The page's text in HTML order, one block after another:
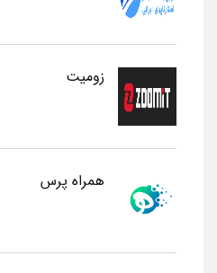
زومیت
همراه پرس